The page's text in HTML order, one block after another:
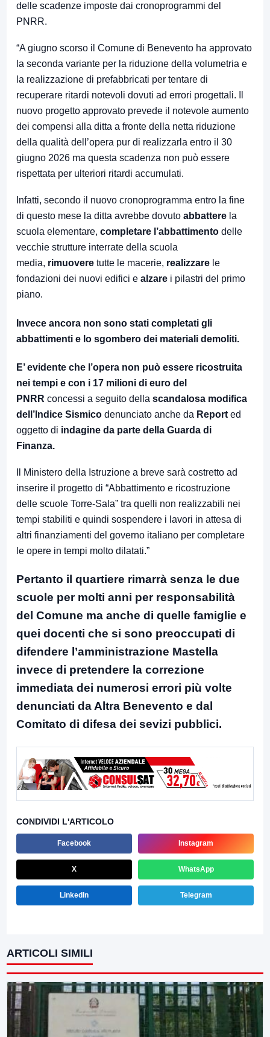
delle scadenze imposte dai cronoprogrammi del
PNRR.
“A giugno scorso il Comune di Benevento ha approvato
la seconda variante per la riduzione della volumetria e
la realizzazione di prefabbricati per tentare di
recuperare ritardi notevoli dovuti ad errori progettali. Il
nuovo progetto approvato prevede il notevole aumento
dei compensi alla ditta a fronte della netta riduzione
della qualità dell’opera pur di realizzarla entro il 30
giugno 2026 ma questa scadenza non può essere
rispettata per ulteriori ritardi accumulati.
Infatti, secondo il nuovo cronoprogramma entro la fine
di questo mese la ditta avrebbe dovuto abbattere la
scuola elementare, completare l’abbattimento delle
vecchie strutture interrate della scuola
media, rimuovere tutte le macerie, realizzare le
fondazioni dei nuovi edifici e alzare i pilastri del primo
piano.
Invece ancora non sono stati completati gli
abbattimenti e lo sgombero dei materiali demoliti.
E’ evidente che l’opera non può essere ricostruita
nei tempi e con i 17 milioni di euro del
PNRR concessi a seguito della scandalosa modifica
dell’Indice Sismico denunciato anche da Report ed
oggetto di indagine da parte della Guarda di
Finanza.
Il Ministero della Istruzione a breve sarà costretto ad
inserire il progetto di “Abbattimento e ricostruzione
delle scuole Torre-Sala” tra quelli non realizzabili nei
tempi stabiliti e quindi sospendere i lavori in attesa di
altri finanziamenti del governo italiano per completare
le opere in tempi molto dilatati.”
Pertanto il quartiere rimarrà senza le due
scuole per molti anni per responsabilità
del Comune ma anche di quelle famiglie e
quei docenti che si sono preoccupati di
difendere l’amministrazione Mastella
invece di pretendere la correzione
immediata dei numerosi errori più volte
denunciati da Altra Benevento e dal
Comitato di difesa dei sevizi pubblici.
CONDIVIDI L'ARTICOLO
Facebook Instagram
X WhatsApp
LinkedIn Telegram
ARTICOLI SIMILI